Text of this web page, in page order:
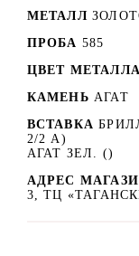
МЕТАЛЛ
ПРОБА 585
ЦВЕТ МЕТАЛЛА
КАМЕНЬ АГАТ
ВСТАВКА
2/2 А)
АГАТ ЗЕЛ. ()
АДРЕС
3, ТЦ